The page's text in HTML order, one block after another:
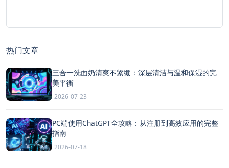
热门文章
三合一洗面奶清爽不紧绷：深层清洁与温和保湿的完
美平衡
2026-07-23
PC端使用ChatGPT全攻略：从注册到高效应用的完整
指南
2026-07-18